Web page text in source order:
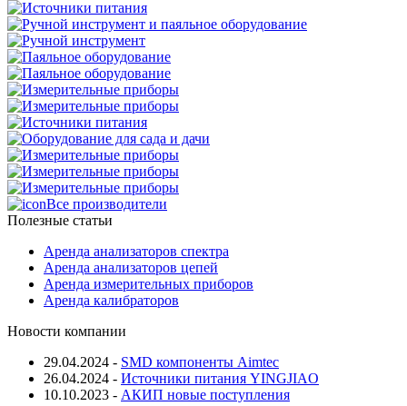
Все производители
Полезные статьи
Аренда анализаторов спектра
Аренда анализаторов цепей
Аренда измерительных приборов
Аренда калибраторов
Новости компании
29.04.2024 - SMD компоненты Aimtec
26.04.2024 - Источники питания YINGJIAO
10.10.2023 - АКИП новые поступления